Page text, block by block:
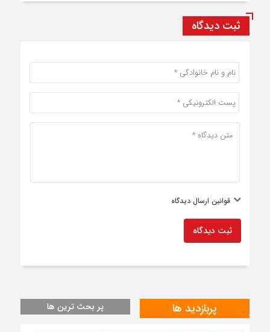
ثبت دیدگاه
قوانین ارسال دیدگاه
ثبت دیدگاه
پربازدید ها پر بحث ترین ها